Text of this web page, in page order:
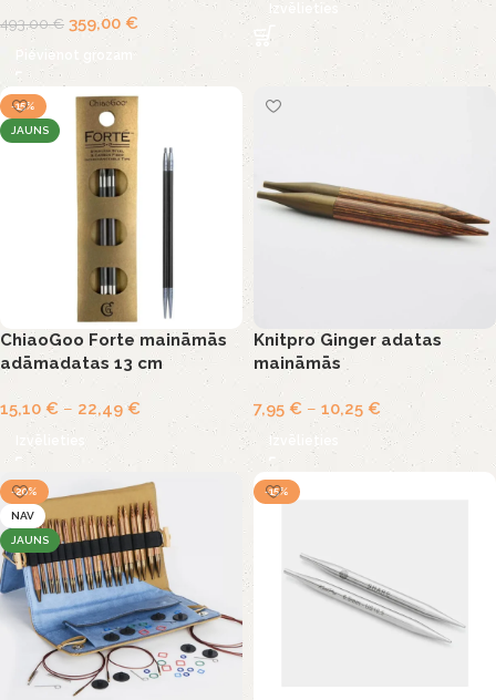
493,00€ 359,00 €
Pievienot grozam
Izvēlieties
-15%
JAUNS
ChiaoGoo Forte maināmās
adāmadatas 13 cm
15,10 € – 22,49 €
Izvēlieties
Knitpro Ginger adatas
maināmās
7,95 € – 10,25 €
Izvēlieties
-20%
NAV
JAUNS
-15%